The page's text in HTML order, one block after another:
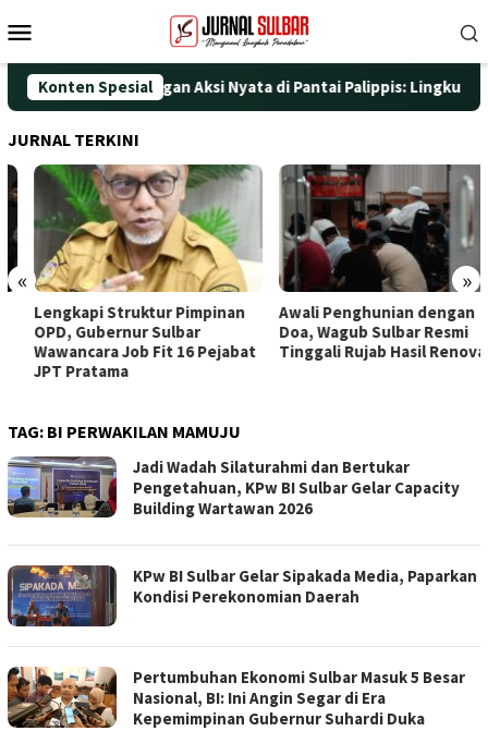
ke
Mobile
Konten Spesial
HUT ke-25 dengan Aksi Nyata di Pantai Palippis: Lingkungan
JURNAL TERKINI
« »
Lengkapi Struktur Pimpinan
OPD, Gubernur Sulbar
Wawancara Job Fit 16 Pejabat
JPT Pratama
Awali Penghunian dengan
Doa, Wagub Sulbar Resmi
Tinggali Rujab Hasil Renovasi
TAG: BI PERWAKILAN MAMUJU
Jadi Wadah Silaturahmi dan Bertukar
Pengetahuan, KPw BI Sulbar Gelar Capacity
Building Wartawan 2026
KPw BI Sulbar Gelar Sipakada Media, Paparkan
Kondisi Perekonomian Daerah
Pertumbuhan Ekonomi Sulbar Masuk 5 Besar
Nasional, BI: Ini Angin Segar di Era
Kepemimpinan Gubernur Suhardi Duka